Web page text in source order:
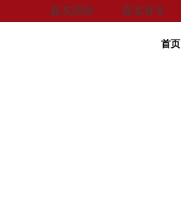
嘉实国际 嘉实资本
首页